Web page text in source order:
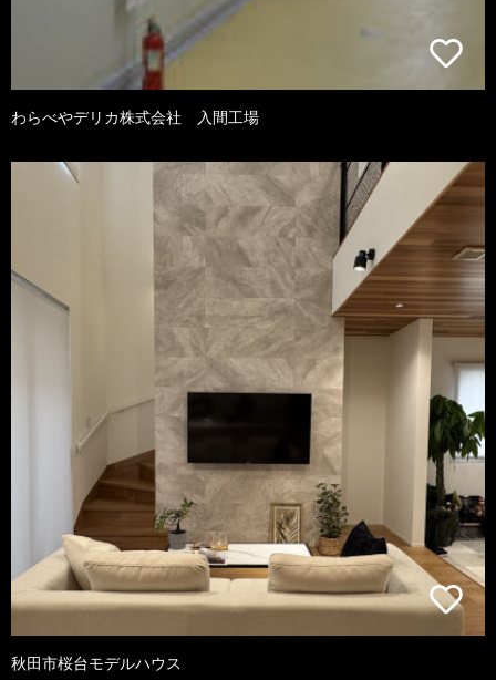
わらべやデリカ株式会社 入間工場
秋田市桜台モデルハウス